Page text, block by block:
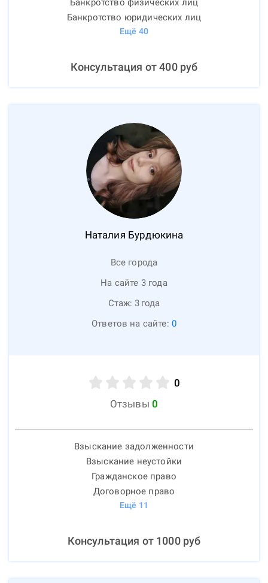
Банкротство физических лиц
Банкротство юридических лиц
Ещё 40
Консультация от400руб
Наталия Бурдюкина
Все города
На сайте 3 года
Стаж: 3 года
Ответов на сайте: 0
0
Отзывы 0
Взыскание задолженности
Взыскание неустойки
Гражданское право
Договорное право
Ещё 11
Консультация от 1000руб